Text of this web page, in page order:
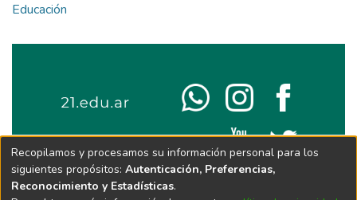
Educación
Recopilamos y procesamos su información personal para los
siguientes propósitos: Autenticación, Preferencias,
Reconocimiento y Estadísticas.